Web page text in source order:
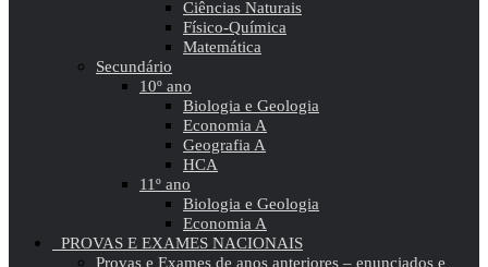
Ciências Naturais
Físico-Química
Matemática
Secundário
10º ano
Biologia e Geologia
Economia A
Geografia A
HCA
11º ano
Biologia e Geologia
Economia A
PROVAS E EXAMES NACIONAIS
Provas e Exames de anos anteriores – enunciados e